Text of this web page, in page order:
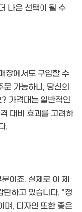
나은 선택이 될 수
장에서도 구입할 수
가능하니, 당신의
가격대는 일반적인
대비 효과를 고려하
.
이죠. 실제로 이 제
하고 있습니다. “정
며, 디자인 또한 좋은